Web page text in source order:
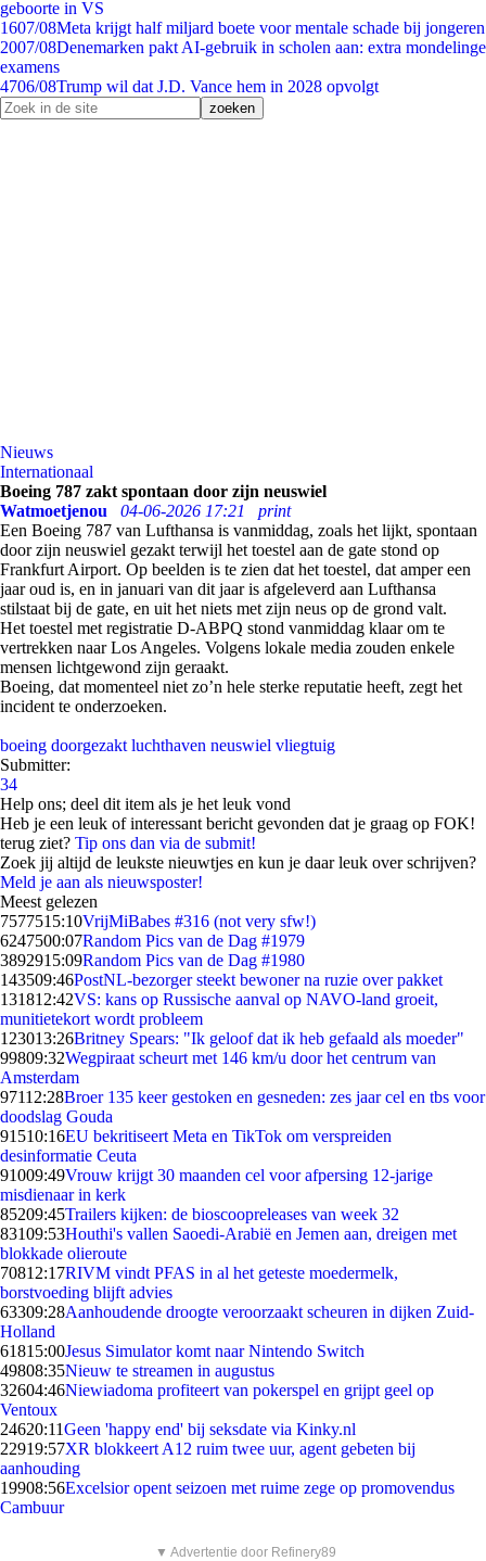
geboorte in VS
1607/08Meta krijgt half miljard boete voor mentale schade bij jongeren
2007/08Denemarken pakt AI-gebruik in scholen aan: extra mondelinge
examens
4706/08Trump wil dat J.D. Vance hem in 2028 opvolgt
Nieuws
Internationaal
Boeing 787 zakt spontaan door zijn neuswiel
Watmoetjenou
04-06-2026 17:21
print
Een Boeing 787 van Lufthansa is vanmiddag, zoals het lijkt, spontaan
door zijn neuswiel gezakt terwijl het toestel aan de gate stond op
Frankfurt Airport. Op beelden is te zien dat het toestel, dat amper een
jaar oud is, en in januari van dit jaar is afgeleverd aan Lufthansa
stilstaat bij de gate, en uit het niets met zijn neus op de grond valt.
Het toestel met registratie D-ABPQ stond vanmiddag klaar om te
vertrekken naar Los Angeles. Volgens lokale media zouden enkele
mensen lichtgewond zijn geraakt.
Boeing, dat momenteel niet zo’n hele sterke reputatie heeft, zegt het
incident te onderzoeken.
boeing doorgezakt luchthaven neuswiel vliegtuig
Submitter:
34
Help ons; deel dit item als je het leuk vond
Heb je een leuk of interessant bericht gevonden dat je graag op FOK!
terug ziet? Tip ons dan via de submit!
Zoek jij altijd de leukste nieuwtjes en kun je daar leuk over schrijven?
Meld je aan als nieuwsposter!
Meest gelezen
7577515:10VrijMiBabes #316 (not very sfw!)
6247500:07Random Pics van de Dag #1979
3892915:09Random Pics van de Dag #1980
143509:46PostNL-bezorger steekt bewoner na ruzie over pakket
131812:42VS: kans op Russische aanval op NAVO-land groeit,
munitietekort wordt probleem
123013:26Britney Spears: "Ik geloof dat ik heb gefaald als moeder"
99809:32Wegpiraat scheurt met 146 km/u door het centrum van
Amsterdam
97112:28Broer 135 keer gestoken en gesneden: zes jaar cel en tbs voor
doodslag Gouda
91510:16EU bekritiseert Meta en TikTok om verspreiden
desinformatie Ceuta
91009:49Vrouw krijgt 30 maanden cel voor afpersing 12-jarige
misdienaar in kerk
85209:45Trailers kijken: de bioscoopreleases van week 32
83109:53Houthi's vallen Saoedi-Arabië en Jemen aan, dreigen met
blokkade olieroute
70812:17RIVM vindt PFAS in al het geteste moedermelk,
borstvoeding blijft advies
63309:28Aanhoudende droogte veroorzaakt scheuren in dijken Zuid-
Holland
61815:00Jesus Simulator komt naar Nintendo Switch
49808:35Nieuw te streamen in augustus
32604:46Niewiadoma profiteert van pokerspel en grijpt geel op
Ventoux
24620:11Geen 'happy end' bij seksdate via Kinky.nl
22919:57XR blokkeert A12 ruim twee uur, agent gebeten bij
aanhouding
19908:56Excelsior opent seizoen met ruime zege op promovendus
Cambuur
▼ Advertentie door Refinery89